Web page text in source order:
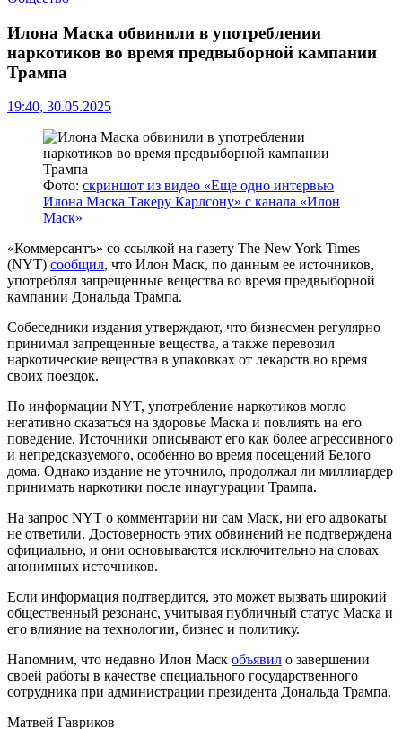
Илона Маска обвинили в употреблении
наркотиков во время предвыборной кампании
Трампа
19:40, 30.05.2025
Фото: скриншот из видео «Еще одно интервью
Илона Маска Такеру Карлсону» с канала «Илон
Маск»
«Коммерсантъ» со ссылкой на газету The New York Times
(NYT) сообщил, что Илон Маск, по данным ее источников,
употреблял запрещенные вещества во время предвыборной
кампании Дональда Трампа.
Собеседники издания утверждают, что бизнесмен регулярно
принимал запрещенные вещества, а также перевозил
наркотические вещества в упаковках от лекарств во время
своих поездок.
По информации NYT, употребление наркотиков могло
негативно сказаться на здоровье Маска и повлиять на его
поведение. Источники описывают его как более агрессивного
и непредсказуемого, особенно во время посещений Белого
дома. Однако издание не уточнило, продолжал ли миллиардер
принимать наркотики после инаугурации Трампа.
На запрос NYT о комментарии ни сам Маск, ни его адвокаты
не ответили. Достоверность этих обвинений не подтверждена
официально, и они основываются исключительно на словах
анонимных источников.
Если информация подтвердится, это может вызвать широкий
общественный резонанс, учитывая публичный статус Маска и
его влияние на технологии, бизнес и политику.
Напомним, что недавно Илон Маск объявил о завершении
своей работы в качестве специального государственного
сотрудника при администрации президента Дональда Трампа.
Матвей Гавриков